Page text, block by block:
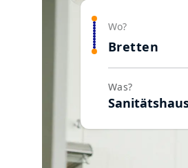
Wo?
Bretten
Was?